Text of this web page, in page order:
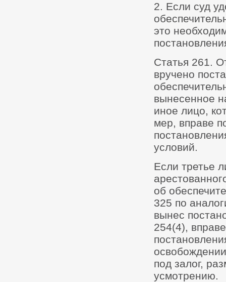
2. Если суд
это
Статья 261.
вручено
вынесенное
иное лицо,
мер, вправе
условий.
Если третье
об
325 по
вынес
254(4),
под залог,
усмотрению.